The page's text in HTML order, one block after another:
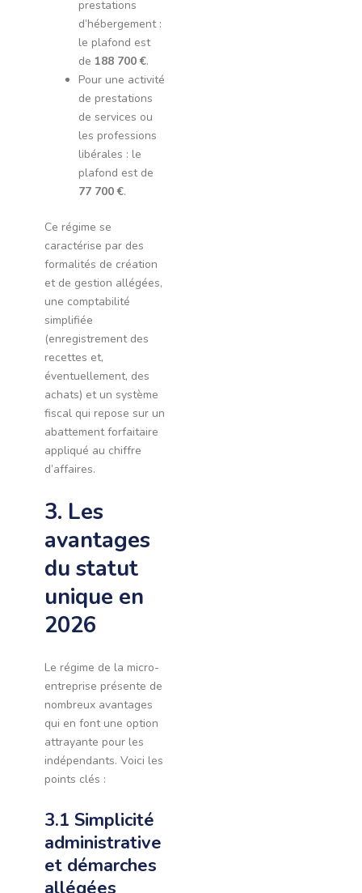
prestations
d’hébergement :
le plafond est
de 188 700 €.
Pour une activité
de prestations
de services ou
les professions
libérales : le
plafond est de
77 700 €.
Ce régime se
caractérise par des
formalités de création
et de gestion allégées,
une comptabilité
simplifiée
(enregistrement des
recettes et,
éventuellement, des
achats) et un système
fiscal qui repose sur un
abattement forfaitaire
appliqué au chiffre
d’affaires.
3. Les
avantages
du statut
unique en
2026
Le régime de la micro-
entreprise présente de
nombreux avantages
qui en font une option
attrayante pour les
indépendants. Voici les
points clés :
3.1 Simplicité
administrative
et démarches
allégées